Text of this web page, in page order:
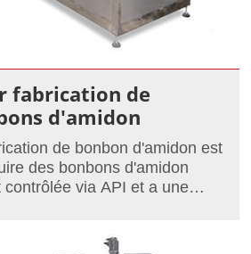
fabrication de
d'amidon
de bonbon d'amidon est
des bonbons d'amidon
via API et a une